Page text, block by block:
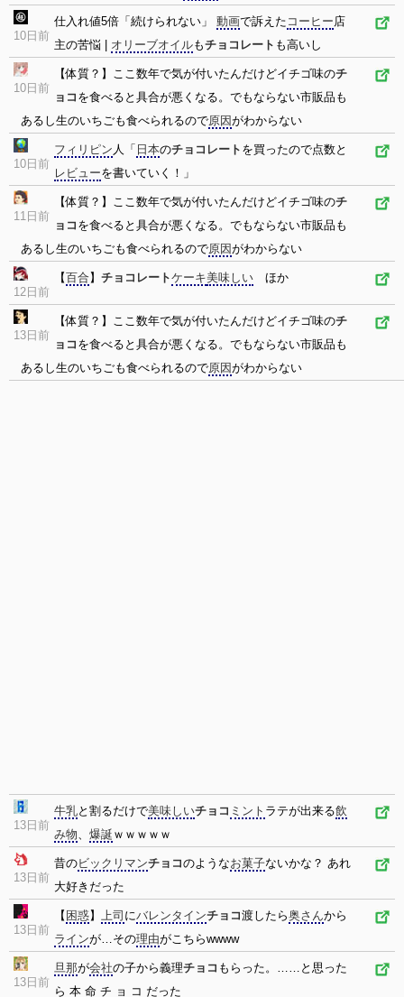
10日前
仕入れ値5倍「続けられない」 動画で訴えた コーヒー店
主の苦悩 | オリーブオイルもチョコレート も高いし
10日前
【体質？】ここ数年で気が付いたんだけどイチゴ味のチ
ョコ を食べると具合が悪くなる。でもならない市販品も
あるし生のいちごも食べられるので原因がわからない
10日前
フィリピン 人「 日本のチョコレート を買ったので点数と
レビューを書いていく！」
11日前
【体質？】ここ数年で気が付いたんだけどイチゴ味のチ
ョコ を食べると具合が悪くなる。でもならない市販品も
あるし生のいちごも食べられるので原因がわからない
12日前
【百合】 チョコレートケーキ美味しい ほか
13日前
【体質？】ここ数年で気が付いたんだけどイチゴ味のチ
ョコ を食べると具合が悪くなる。でもならない市販品も
あるし生のいちごも食べられるので原因がわからない
13日前
牛乳と割るだけで美味しいチョコ ミント ラテが出来る飲
み物、 爆誕 ｗｗｗｗｗ
13日前
昔のビックリマンチョコのようなお菓子ないかな？ あれ
大好きだった
13日前
【 困惑】 上司 にバレンタインチョコ渡したら奥さんから
ラインが…その理由がこちらwwww
13日前
旦那が会社の子から義理チョコ もらった。……と思った
ら 本 命 チ ョ コ だった